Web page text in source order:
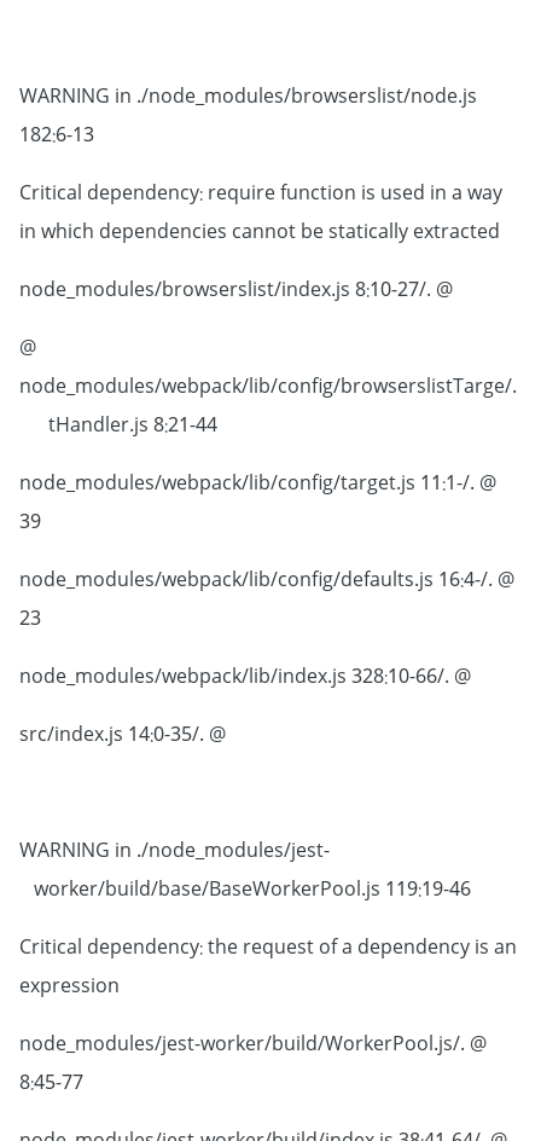
WARNING in ./node_modules/browserslist/node.js
182:6-13
Critical dependency: require function is used in a way
in which dependencies cannot be statically extracted
@ ./node_modules/browserslist/index.js 8:10-27
@
./node_modules/webpack/lib/config/browserslistTarge
tHandler.js 8:21-44
@ ./node_modules/webpack/lib/config/target.js 11:1-
39
@ ./node_modules/webpack/lib/config/defaults.js 16:4-
23
@ ./node_modules/webpack/lib/index.js 328:10-66
@ ./src/index.js 14:0-35
WARNING in ./node_modules/jest-
worker/build/base/BaseWorkerPool.js 119:19-46
Critical dependency: the request of a dependency is an
expression
@ ./node_modules/jest-worker/build/WorkerPool.js
8:45-77